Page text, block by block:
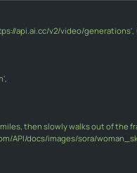
api.ai.cc/v2/video/generations',
,
then slowly walks out of the
API/docs/images/sora/
smiles, then slowly walks out of the
API/docs/images/sora/